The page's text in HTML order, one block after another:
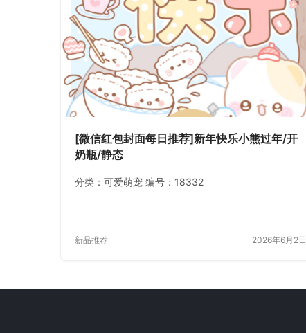
[微信红包封面每日推荐]新年快乐小熊过年/开
奶瓶/静态
分类：可爱萌宠 编号：18332
新品推荐 2026年6月2日